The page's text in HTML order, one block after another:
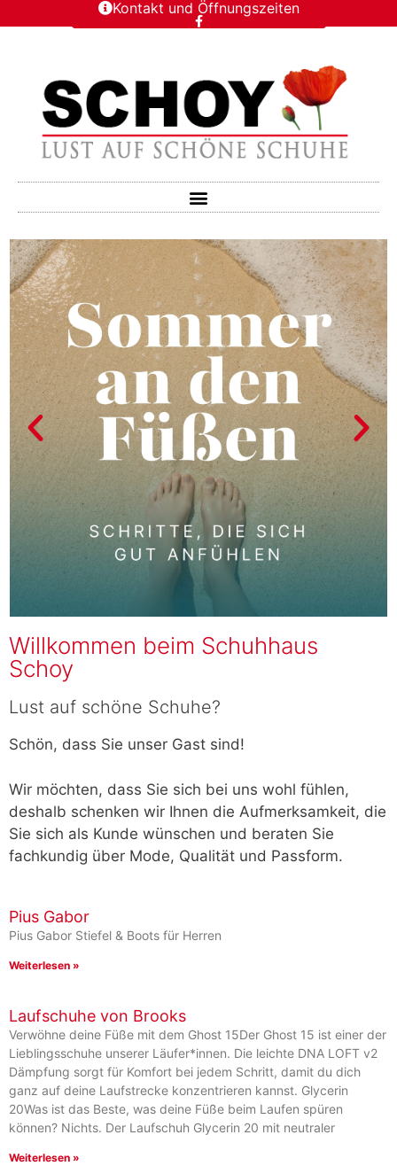
Kontakt und Öffnungszeiten
Willkommen beim Schuhhaus
Schoy
Lust auf schöne Schuhe?
Schön, dass Sie unser Gast sind!
Wir möchten, dass Sie sich bei uns wohl fühlen,
deshalb schenken wir Ihnen die Aufmerksamkeit, die
Sie sich als Kunde wünschen und beraten Sie
fachkundig über Mode, Qualität und Passform.
Pius Gabor
Pius Gabor Stiefel & Boots für Herren
Weiterlesen »
Laufschuhe von Brooks
Verwöhne deine Füße mit dem Ghost 15Der Ghost 15 ist einer der
Lieblingsschuhe unserer Läufer*innen. Die leichte DNA LOFT v2
Dämpfung sorgt für Komfort bei jedem Schritt, damit du dich
ganz auf deine Laufstrecke konzentrieren kannst. Glycerin
20Was ist das Beste, was deine Füße beim Laufen spüren
können? Nichts. Der Laufschuh Glycerin 20 mit neutraler
Weiterlesen »